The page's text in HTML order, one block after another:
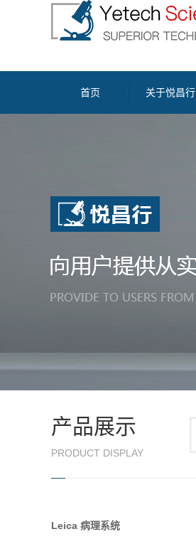
首页 关于悦昌行
产品展示
PRODUCT DISPLAY
Leica 病理系统